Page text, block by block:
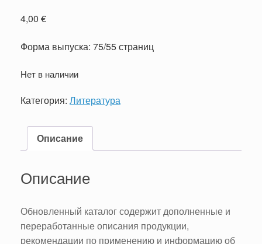
4,00 €
Форма выпуска: 75/55 страниц
Нет в наличии
Категория: Литература
Описание
Описание
Обновленный каталог содержит дополненные и
переработанные описания продукции,
рекомендации по применению и информацию об